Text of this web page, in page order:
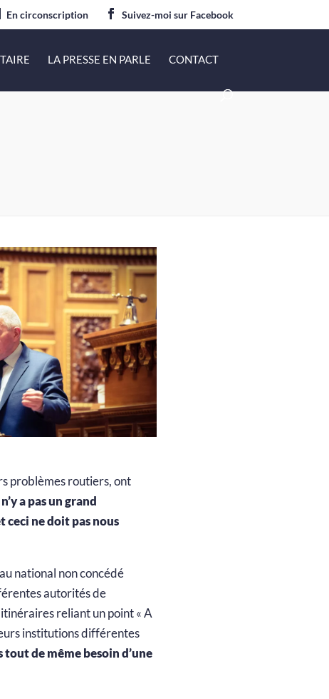
En circonscription Suivez-moi sur Facebook
LA PRESSE EN PARLE CONTACT
problèmes routiers, ont
a pas un grand
ne doit pas nous
national non concédé
autorités de
reliant un point « A
institutions différentes
tout de même besoin d’une